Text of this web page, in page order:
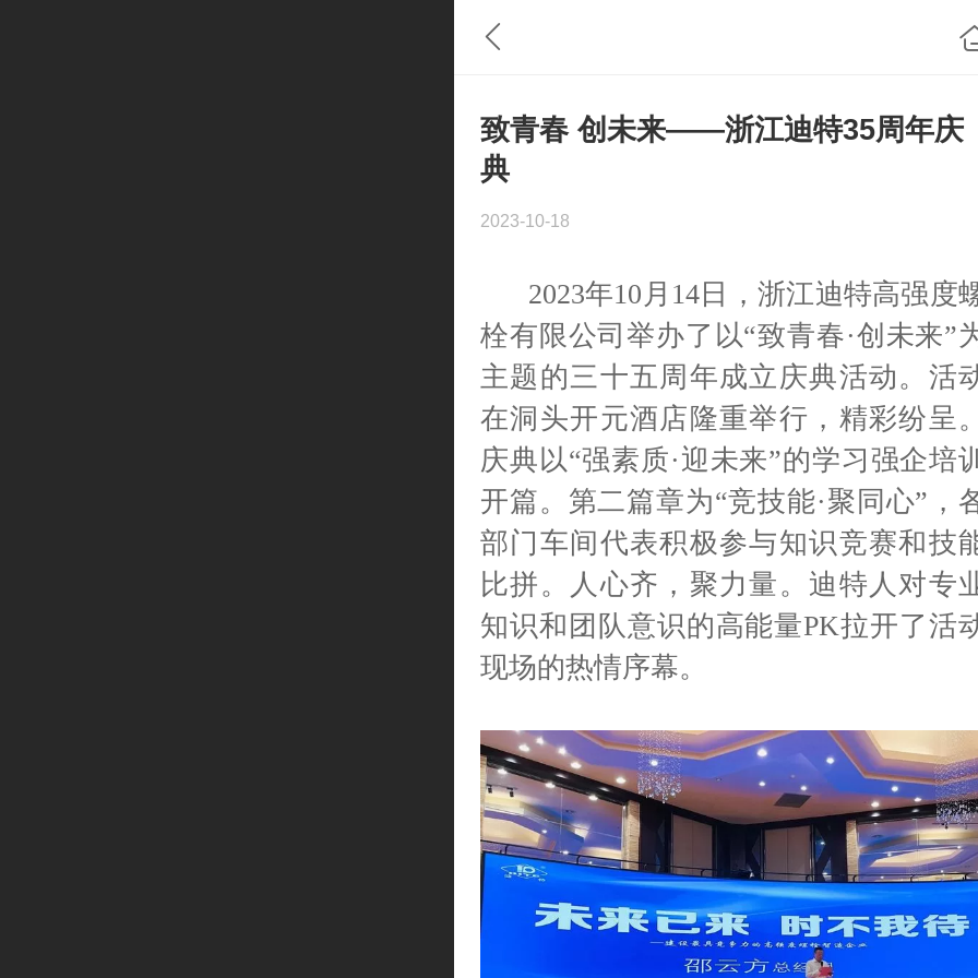
致青春 创未来——浙江迪特35周年庆
典
2023-10-18
2023年10 月 14 日，浙江迪特高强度
栓有限公司举办了以“致青春·创未来”
主题的三十五周年成立庆典活动。活
在洞头开元酒店隆重举行，精彩纷呈。
庆典以“强素质·迎未来”的学习强企培训
开篇。第二篇章为“竞技能·聚同心”，
部门车间代表积极参与知识竞赛和技
比拼。人心齐，聚力量。迪特人对专
知识和团队意识的高能量PK拉开了活
现场的热情序幕。